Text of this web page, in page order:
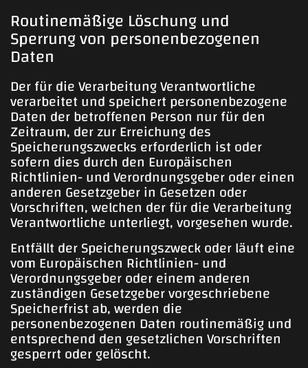
Routinemäßige Löschung und
Sperrung von personenbezogenen
Daten
Der für die Verarbeitung Verantwortliche
verarbeitet und speichert personenbezogene
Daten der betroffenen Person nur für den
Zeitraum, der zur Erreichung des
Speicherungszwecks erforderlich ist oder
sofern dies durch den Europäischen
Richtlinien- und Verordnungsgeber oder einen
anderen Gesetzgeber in Gesetzen oder
Vorschriften, welchen der für die Verarbeitung
Verantwortliche unterliegt, vorgesehen wurde.
Entfällt der Speicherungszweck oder läuft eine
vom Europäischen Richtlinien- und
Verordnungsgeber oder einem anderen
zuständigen Gesetzgeber vorgeschriebene
Speicherfrist ab, werden die
personenbezogenen Daten routinemäßig und
entsprechend den gesetzlichen Vorschriften
gesperrt oder gelöscht.